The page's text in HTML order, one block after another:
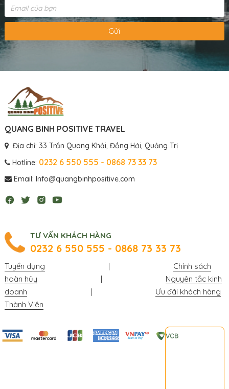
Gửi
QUANG BINH POSITIVE TRAVEL
Địa chỉ: 33 Trần Quang Khải, Đồng Hới, Quảng Trị
Hotline: 0232 6 550 555 - 0868 73 33 73
Email: Info@quangbinhpositive.com
TƯ VẤN KHÁCH HÀNG
0232 6 550 555 - 0868 73 33 73
Tuyển dụng |
Chính sách
hoàn hủy
|
Nguyên tắc kinh
doanh
|
Ưu đãi khách hàng
Thành Viên